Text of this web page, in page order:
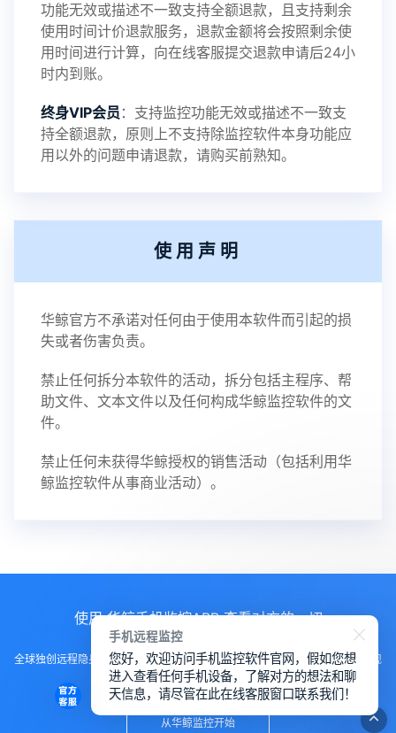
功能无效或描述不一致支持全额退款，且支持剩余
使用时间计价退款服务，退款金额将会按照剩余使
用时间进行计算，向在线客服提交退款申请后24小
时内到账。
终身VIP会员 ：支持监控功能无效或描述不一致支
持全额退款，原则上不支持除监控软件本身功能应
用以外的问题申请退款，请购买前熟知。
使用声明
华鲸官方不承诺对任何由于使用本软件而引起的损
失或者伤害负责。
禁止任何拆分本软件的活动，拆分包括主程序、帮
助文件、文本文件以及任何构成华鲸监控软件的文
件。
禁止任何未获得华鲸授权的销售活动（包括利用华
鲸监控软件从事商业活动）。
使用 华鲸手机监控APP 查看对方的一切
全球独创远程隐身运行监控手机，不用经过对方同意安装，100%不让对方发现
知道
从华鲸监控开始
手机远程监控
您好，欢迎访问手机监控软件官网，假如您想
进入查看任何手机设备，了解对方的想法和聊
天信息，请尽管在此在线客服窗口联系我们！